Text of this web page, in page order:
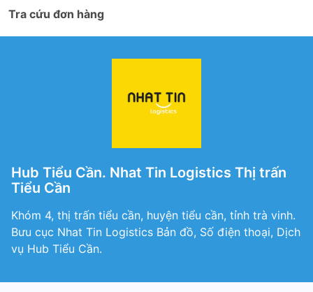
Tra cứu đơn hàng
Hub Tiểu Cần. Nhat Tin Logistics Thị trấn
Tiểu Cần
Khóm 4, thị trấn tiểu cần, huyện tiểu cần, tỉnh trà vinh.
Bưu cục Nhat Tin Logistics Bản đồ, Số điện thoại, Dịch
vụ Hub Tiểu Cần.